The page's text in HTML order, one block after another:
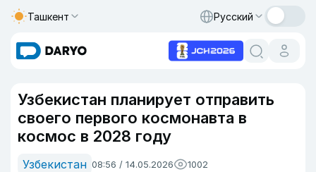
Ташкент Русский
Узбекистан планирует отправить
своего первого космонавта в
космос в 2028 году
Узбекистан 08:56 / 14.05.2026 1002